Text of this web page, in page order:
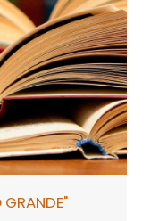
GRANDE"